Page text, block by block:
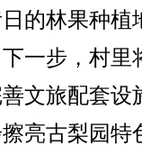
的林果种植
一步，村里
文旅配套设
亮古梨园特